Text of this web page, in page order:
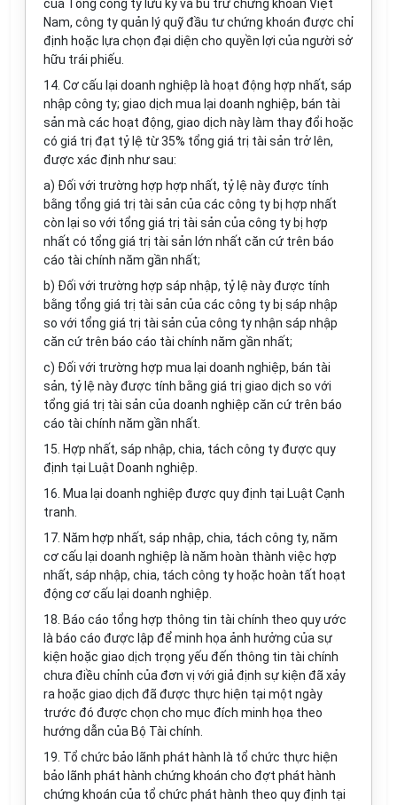
của Tổng công ty lưu ký và bù trừ chứng khoán Việt
Nam, công ty quản lý quỹ đầu tư chứng khoán được chỉ
định hoặc lựa chọn đại diện cho quyền lợi của người sở
hữu trái phiếu.
14. Cơ cấu lại doanh nghiệp là hoạt động hợp nhất, sáp
nhập công ty; giao dịch mua lại doanh nghiệp, bán tài
sản mà các hoạt động, giao dịch này làm thay đổi hoặc
có giá trị đạt tỷ lệ từ 35% tổng giá trị tài sản trở lên,
được xác định như sau:
a) Đối với trường hợp hợp nhất, tỷ lệ này được tính
bằng tổng giá trị tài sản của các công ty bị hợp nhất
còn lại so với tổng giá trị tài sản của công ty bị hợp
nhất có tổng giá trị tài sản lớn nhất căn cứ trên báo
cáo tài chính năm gần nhất;
b) Đối với trường hợp sáp nhập, tỷ lệ này được tính
bằng tổng giá trị tài sản của các công ty bị sáp nhập
so với tổng giá trị tài sản của công ty nhận sáp nhập
căn cứ trên báo cáo tài chính năm gần nhất;
c) Đối với trường hợp mua lại doanh nghiệp, bán tài
sản, tỷ lệ này được tính bằng giá trị giao dịch so với
tổng giá trị tài sản của doanh nghiệp căn cứ trên báo
cáo tài chính năm gần nhất.
15. Hợp nhất, sáp nhập, chia, tách công ty được quy
định tại Luật Doanh nghiệp.
16. Mua lại doanh nghiệp được quy định tại Luật Cạnh
tranh.
17. Năm hợp nhất, sáp nhập, chia, tách công ty, năm
cơ cấu lại doanh nghiệp là năm hoàn thành việc hợp
nhất, sáp nhập, chia, tách công ty hoặc hoàn tất hoạt
động cơ cấu lại doanh nghiệp.
18. Báo cáo tổng hợp thông tin tài chính theo quy ước
là báo cáo được lập để minh họa ảnh hưởng của sự
kiện hoặc giao dịch trọng yếu đến thông tin tài chính
chưa điều chỉnh của đơn vị với giả định sự kiện đã xảy
ra hoặc giao dịch đã được thực hiện tại một ngày
trước đó được chọn cho mục đích minh họa theo
hướng dẫn của Bộ Tài chính.
19. Tổ chức bảo lãnh phát hành là tổ chức thực hiện
bảo lãnh phát hành chứng khoán cho đợt phát hành
chứng khoán của tổ chức phát hành theo quy định tại